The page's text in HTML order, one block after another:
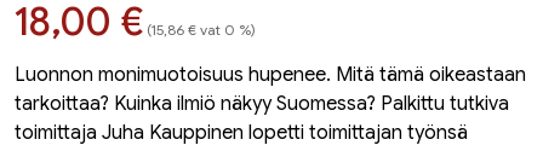
Hinta nyt
18,00 € (15,86 € vat 0 %)
Luonnon monimuotoisuus hupenee. Mitä tämä oikeastaan
tarkoittaa? Kuinka ilmiö näkyy Suomessa? Palkittu tutkiva
toimittaja Juha Kauppinen lopetti toimittajan työnsä